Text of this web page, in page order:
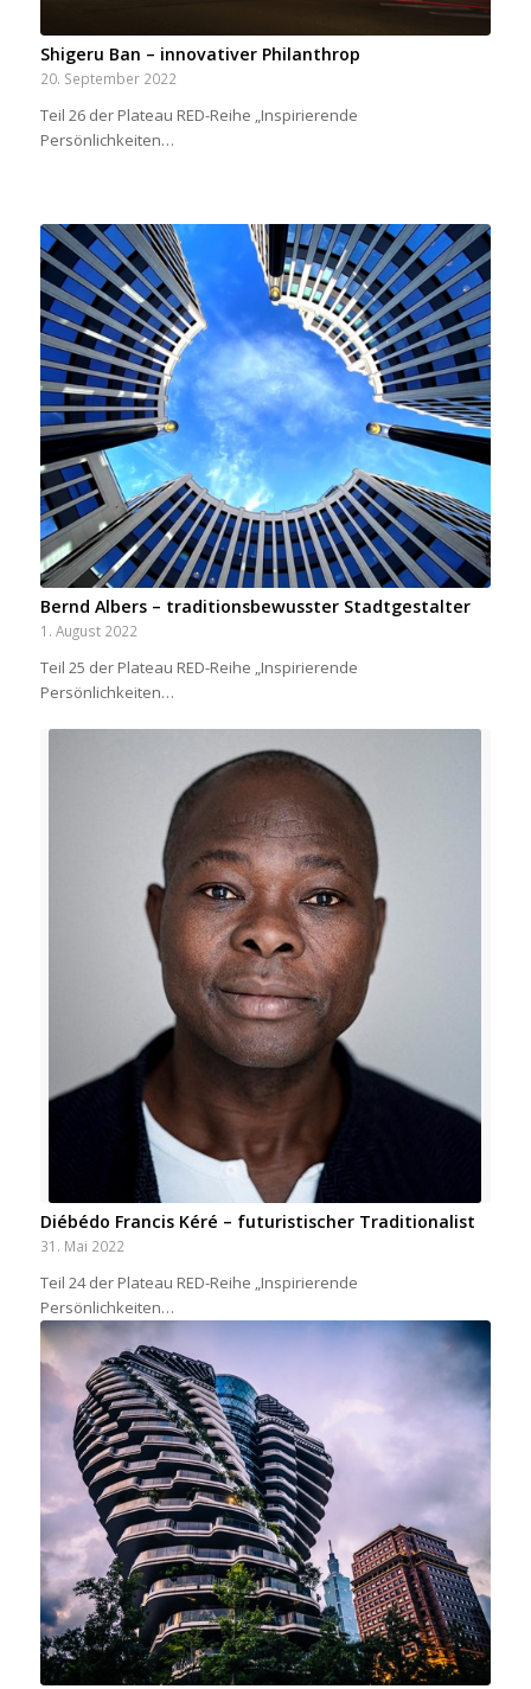
Shigeru Ban – innovativer Philanthrop
20. September 2022
Teil 26 der Plateau RED-Reihe „Inspirierende
Persönlichkeiten…
Bernd Albers – traditionsbewusster Stadtgestalter
1. August 2022
Teil 25 der Plateau RED-Reihe „Inspirierende
Persönlichkeiten…
Diébédo Francis Kéré – futuristischer Traditionalist
31. Mai 2022
Teil 24 der Plateau RED-Reihe „Inspirierende
Persönlichkeiten…